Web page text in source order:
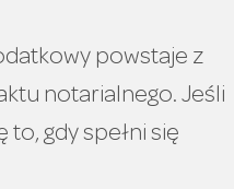
powstaje z
notarialnego. Jeśli
gdy spełni się